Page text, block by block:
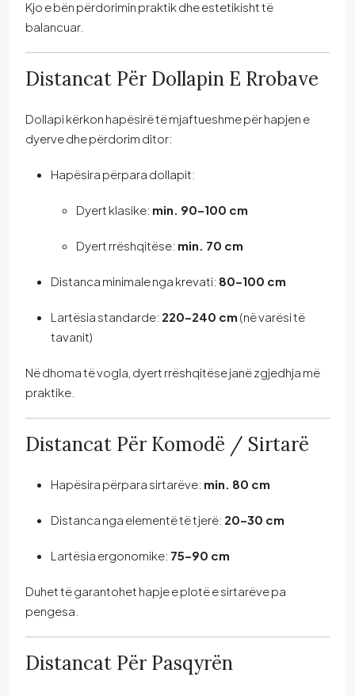
Kjo e bën përdorimin praktik dhe estetikisht të
balancuar.
Distancat Për Dollapin E Rrobave
Dollapi kërkon hapësirë të mjaftueshme për hapjen e
dyerve dhe përdorim ditor:
Hapësira përpara dollapit:
Dyert klasike: min. 90–100 cm
Dyert rrëshqitëse: min. 70 cm
Distanca minimale nga krevati: 80–100 cm
Lartësia standarde: 220–240 cm (në varësi të
tavanit)
Në dhoma të vogla, dyert rrëshqitëse janë zgjedhja më
praktike.
Distancat Për Komodë / Sirtarë
Hapësira përpara sirtarëve: min. 80 cm
Distanca nga elementë të tjerë: 20–30 cm
Lartësia ergonomike: 75–90 cm
Duhet të garantohet hapje e plotë e sirtarëve pa
pengesa.
Distancat Për Pasqyrën